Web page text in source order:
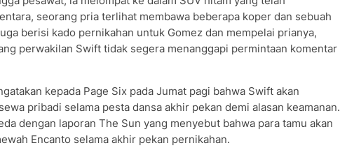
seorang pria terlihat membawa beberapa koper dan sebuah
berisi kado pernikahan untuk Gomez dan mempelai prianya,
perwakilan Swift tidak segera menanggapi permintaan komentar
kepada Page Six pada Jumat pagi bahwa Swift akan
pribadi selama pesta dansa akhir pekan demi alasan keamanan.
dengan laporan The Sun yang menyebut bahwa para tamu akan
Encanto selama akhir pekan pernikahan.